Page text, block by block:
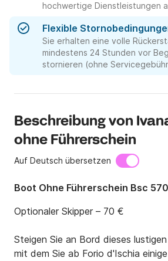
hochwertige Dienstleistungen
Flexible
Sie erhalten eine volle
mindestens 24 Stunden vor
stornieren (ohne
Beschreibung von
ohne Führerschein
Auf Deutsch übersetzen
Boot Ohne Führerschein Bsc
Optionaler Skipper – 70 €
Steigen Sie an Bord dieses
mit dem Sie ab Forio d'Ischia